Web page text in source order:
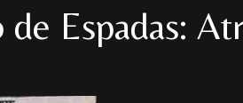
de Espadas: